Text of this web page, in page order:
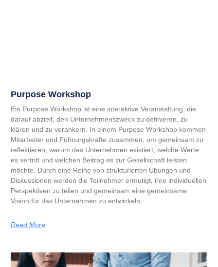
Purpose Workshop
Ein Purpose Workshop ist eine interaktive Veranstaltung, die
darauf abzielt, den Unternehmenszweck zu definieren, zu
klären und zu verankern. In einem Purpose Workshop kommen
Mitarbeiter und Führungskräfte zusammen, um gemeinsam zu
reflektieren, warum das Unternehmen existiert, welche Werte
es vertritt und welchen Beitrag es zur Gesellschaft leisten
möchte. Durch eine Reihe von strukturierten Übungen und
Diskussionen werden die Teilnehmer ermutigt, ihre individuellen
Perspektiven zu teilen und gemeinsam eine gemeinsame
Vision für das Unternehmen zu entwickeln.
Read More